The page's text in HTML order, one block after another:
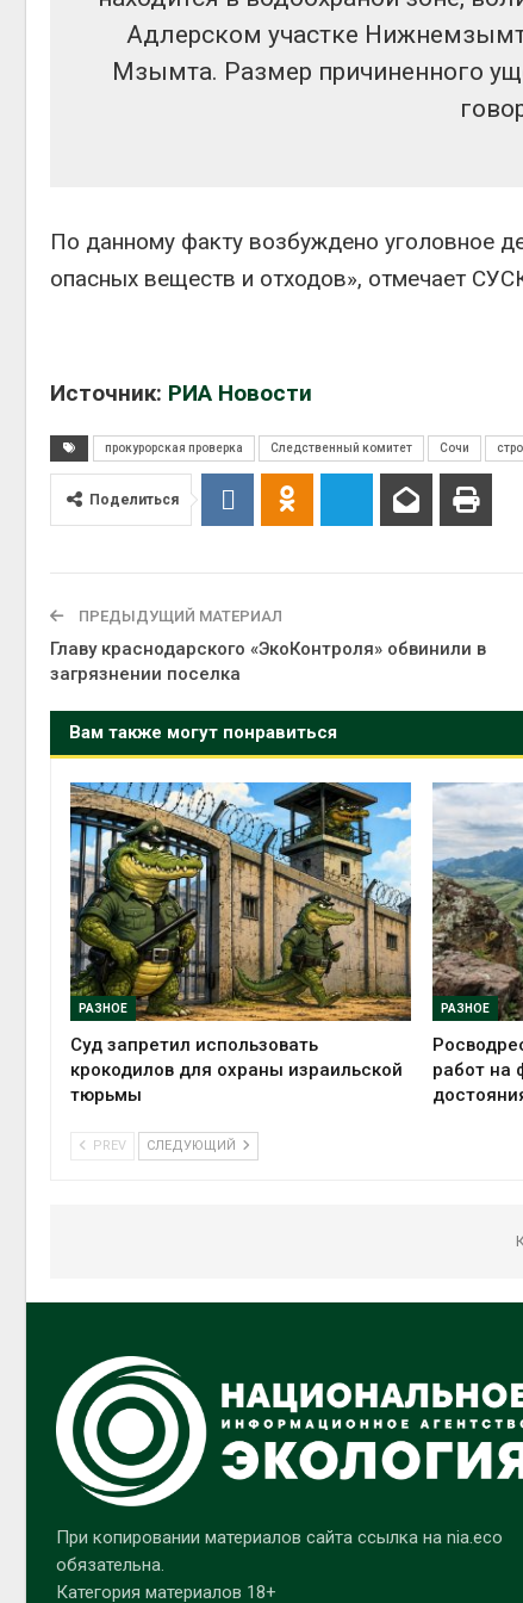
Адлерском участке
Мзымта. Размер причиненного
По данному факту возбуждено уголовное
опасных веществ и отходов», отмечает
Источник: РИА Новости
прокурорская проверка Следственный комитет Сочи
Поделиться
ПРЕДЫДУЩИЙ МАТЕРИАЛ
Главу краснодарского «ЭкоКонтроля» обвинили в
загрязнении поселка
Вам также могут понравиться
РАЗНОЕ
Суд запретил использовать
крокодилов для охраны израильской
тюрьмы
РАЗНОЕ
работ на
PREV СЛЕДУЮЩИЙ
При копировании материалов сайта ссылка на nia.eco
обязательна.
Категория материалов 18+